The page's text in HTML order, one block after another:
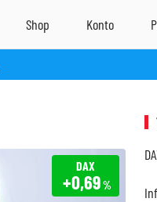
DAX
+0,69%